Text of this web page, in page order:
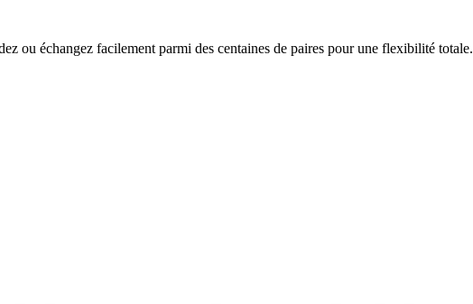
ou échangez facilement parmi des centaines de paires pour une flexibilité totale.